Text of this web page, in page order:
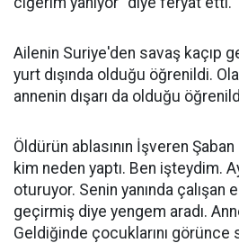
Ailenin Suriye'den savaş kaçıp
yurt dışında olduğu öğrenildi.
annenin dışarı da olduğu
Öldürün ablasının İşveren
kim neden yaptı. Ben işteydim.
oturuyor. Senin yanında çalışan
geçirmiş diye yengem aradı.
Geldiğinde çocuklarını